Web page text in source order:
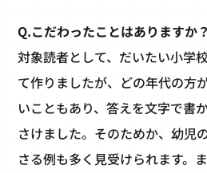
Q.こだわったことはありますか？
対象読者として、だいたい小学
て作りましたが、どの年代の方
いこともあり、答えを文字で書
さけました。そのためか、幼児
さる例も多く見受けられます。